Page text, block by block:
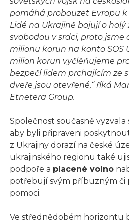
pomáhá probouzet Evropu k
Lidé na Ukrajině bojují o holý
svobodou v srdci, proto
milionu korun na konto SOS
milion korun vyčlěňujeme
bezpečí lidem prchajícím ze
dveře jsou otevřené,“ říká
Etnetera Group.
Společnost současně vyzvala
aby byli připraveni
z Ukrajiny dorazí na české
ukrajinského regionu také
podpoře a placené volno
potřebují svým příbuzným či
pomoci.
Ve střednědobém horizontu